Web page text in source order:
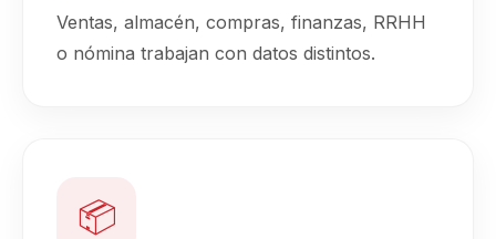
Ventas, almacén, compras, finanzas, RRHH
o nómina trabajan con datos distintos.
📦